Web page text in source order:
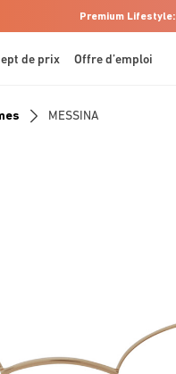
Premium Lifestyle:
de prix Offre d’emploi
MESSINA